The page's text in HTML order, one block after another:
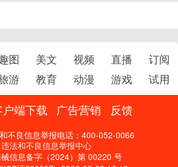
图 美文 视频 直播
订阅
游 教育 动漫 游戏 试用
端下载 广告营销 反馈
不良信息举报电话：400-052-0066
违法和不良信息举报中心
信息备字（2024）第 00220 号